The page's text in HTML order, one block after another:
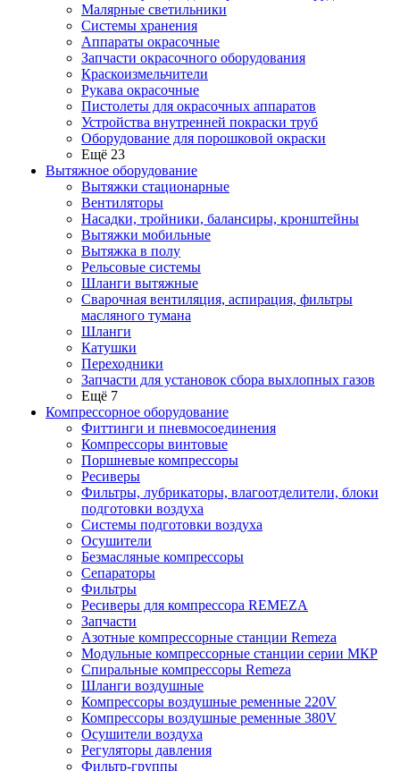
Малярные светильники
Системы хранения
Аппараты окрасочные
Запчасти окрасочного оборудования
Краскоизмельчители
Рукава окрасочные
Пистолеты для окрасочных аппаратов
Устройства внутренней покраски труб
Оборудование для порошковой окраски
Ещё 23
Вытяжное оборудование
Вытяжки стационарные
Вентиляторы
Насадки, тройники, балансиры, кронштейны
Вытяжки мобильные
Вытяжка в полу
Рельсовые системы
Шланги вытяжные
Сварочная вентиляция, аспирация, фильтры
масляного тумана
Шланги
Катушки
Переходники
Запчасти для установок сбора выхлопных газов
Ещё 7
Компрессорное оборудование
Фиттинги и пневмосоединения
Компрессоры винтовые
Поршневые компрессоры
Ресиверы
Фильтры, лубрикаторы, влагоотделители, блоки
подготовки воздуха
Системы подготовки воздуха
Осушители
Безмасляные компрессоры
Сепараторы
Фильтры
Ресиверы для компрессора REMEZA
Запчасти
Азотные компрессорные станции Remeza
Модульные компрессорные станции серии МКР
Спиральные компрессоры Remeza
Шланги воздушные
Компрессоры воздушные ременные 220V
Компрессоры воздушные ременные 380V
Осушители воздуха
Регуляторы давления
Фильтр-группы